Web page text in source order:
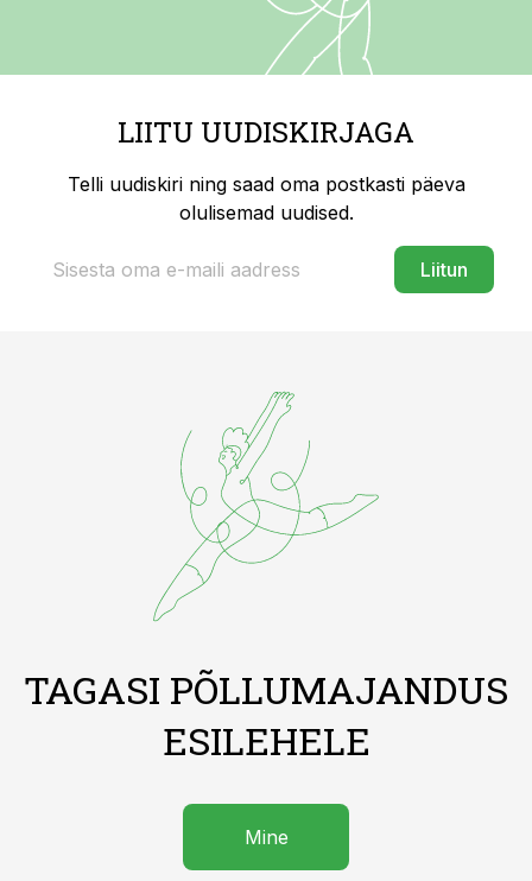
LIITU UUDISKIRJAGA
Telli uudiskiri ning saad oma postkasti päeva
olulisemad uudised.
Liitun
TAGASI PÕLLUMAJANDUS
ESILEHELE
Mine